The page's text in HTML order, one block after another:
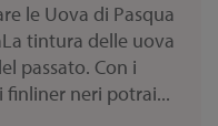
le Uova di Pasqua
tintura delle uova
passato. Con i
finliner neri potrai...